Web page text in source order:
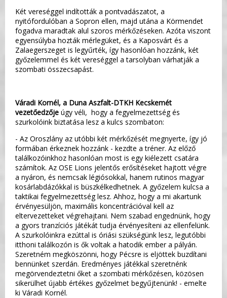
Két vereséggel indították a pontvadászatot, a
nyitófordulóban a Sopron ellen, majd utána a Körmendet
fogadva maradtak alul szoros mérkőzéseken. Azóta viszont
egyensúlyba hozták mérlegüket, és a Kaposvárt és a
Zalaegerszeget is legyűrték, így hasonlóan hozzánk, két
győzelemmel és két vereséggel a tarsolyban várhatják a
szombati összecsapást.
Váradi Kornél, a Duna Aszfalt-DTKH Kecskemét
vezetőedzője úgy véli, hogy a fegyelmezettség és
szurkolóink biztatása lesz a kulcs szombaton:
- Az Oroszlány az utóbbi két mérkőzését megnyerte, így jó
formában érkeznek hozzánk - kezdte a tréner. Az előző
találkozóinkhoz hasonlóan most is egy kiélezett csatára
számítok. Az OSE Lions jelentős erősítéseket hajtott végre
a nyáron, és nemcsak légiósokkal, hanem rutinos magyar
kosárlabdázókkal is büszkélkedhetnek. A győzelem kulcsa a
taktikai fegyelmezettség lesz. Ahhoz, hogy a mi akartunk
érvényesüljön, maximális koncentrációval kell az
eltervezetteket végrehajtani. Nem szabad engednünk, hogy
a gyors tranzíciós játékát tudja érvényesíteni az ellenfelünk.
A szurkolóinkra ezúttal is óriási szükségünk lesz, legutóbbi
itthoni találkozón is ők voltak a hatodik ember a pályán.
Szeretném megköszönni, hogy Pécsre is eljöttek buzdítani
bennünket szerdán. Eredményes játékkal szeretnénk
megörvendeztetni őket a szombati mérkőzésen, közösen
sikerülhet újabb értékes győzelmet begyűjtenünk! - emelte
ki Váradi Kornél.